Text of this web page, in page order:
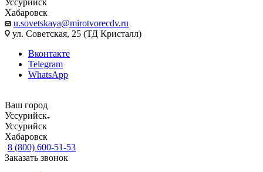
Уссурийск
Хабаровск
u.sovetskaya@mirotvorecdv.ru
ул. Советская, 25 (ТД Кристалл)
Вконтакте
Telegram
WhatsApp
Ваш город
Уссурийск
Уссурийск
Хабаровск
8 (800) 600-51-53
Заказать звонок